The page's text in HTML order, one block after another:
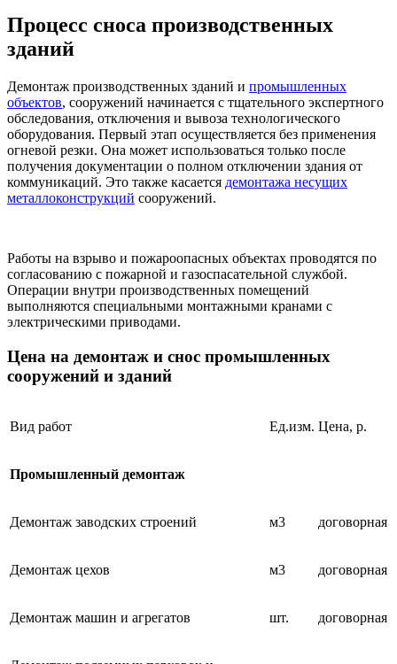
Процесс сноса производственных
зданий
Демонтаж производственных зданий и промышленных
объектов, сооружений начинается с тщательного экспертного
обследования, отключения и вывоза технологического
оборудования. Первый этап осуществляется без применения
огневой резки. Она может использоваться только после
получения документации о полном отключении здания от
коммуникаций. Это также касается демонтажа несущих
металлоконструкций сооружений.
Работы на взрыво и пожароопасных объектах проводятся по
согласованию с пожарной и газоспасательной службой.
Операции внутри производственных помещений
выполняются специальными монтажными кранами с
электрическими приводами.
Цена на демонтаж и снос промышленных
сооружений и зданий
Вид работ Ед.изм. Цена, р.
Промышленный демонтаж
Демонтаж заводских строений м3 договорная
Демонтаж цехов м3 договорная
Демонтаж машин и агрегатов шт. договорная